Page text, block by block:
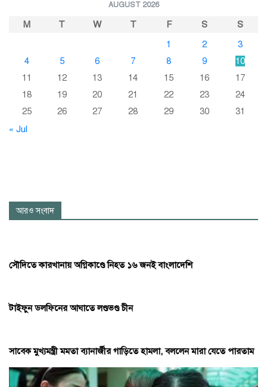
AUGUST 2026
M T W T F S
S
1
2
3
4
5 6 7 8 9
10
11
12 13 14 15 16
17
18
19 20 21 22 23
24
25
26 27 28 29 30
31
« Jul
আরও সংবাদ
সৌদিতে কারখানায় অগ্নিকাণ্ডে নিহত ১৬ জনই বাংলাদেশি
টাইফুন ডলফিনের আঘাতে লণ্ডভণ্ড চীন
সাবেক মুখ্যমন্ত্রী মমতা ব্যানার্জীর গাড়িতে হামলা, বললেন মারা যেতে পারতাম